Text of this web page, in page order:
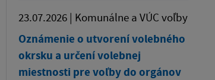
23.07.2026 | Komunálne a VÚC voľby
Oznámenie o utvorení volebného
okrsku a určení volebnej
miestnosti pre voľby do orgánov